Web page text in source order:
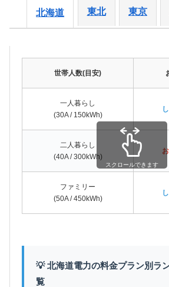
北海道 東北 東京
世帯人数(目安)
一人暮らし
(30A / 150kWh)
二人暮らし
(40A / 300kWh)
ファミリー
(50A / 450kWh)
スクロールできます
💡 北海道電力の料金プラン別ラ
覧